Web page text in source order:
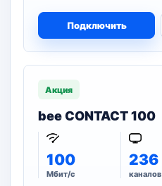
Подключить
Акция
bee CONTACT 100
100
Мбит/с
236
каналов